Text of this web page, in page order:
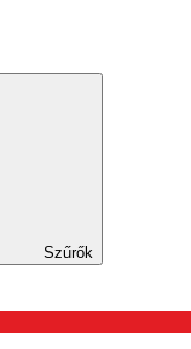
Szűrők